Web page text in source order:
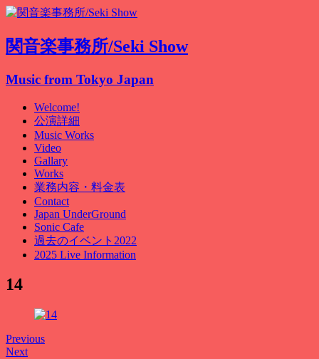
関音楽事務所/Seki Show
Music from Tokyo Japan
Welcome!
公演詳細
Music Works
Video
Gallary
Works
業務内容・料金表
Contact
Japan UnderGround
Sonic Cafe
過去のイベント2022
2025 Live Information
14
Previous
Next